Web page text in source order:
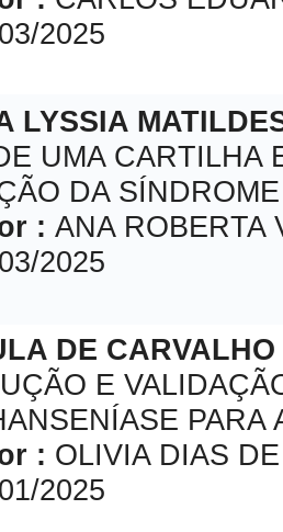
2025
LYSSIA
UMA CARTILHA
DA
: ANA ROBERTA
2025
DE
E
PARA
: OLIVIA DIAS
2025